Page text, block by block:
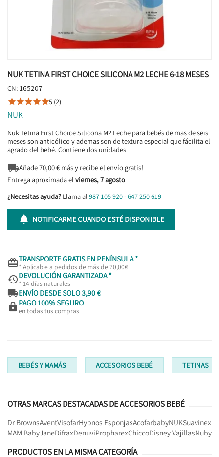
NUK TETINA FIRST CHOICE SILICONA M2 LECHE 6-18 MESES
CN: 165207
5 (2)
NUK
Nuk Tetina First Choice Silicona M2 Leche para bebés de mas de seis
meses son anticólico y ademas son de textura especial que fácilita el
agrado del bebé. Contiene dos unidades
Añade70,00€ más y recibe el envío gratis!
Entrega aproximada el viernes, 7 agosto
¿Necesitas ayuda? Llama al 987 105 920-647 250 619
 NOTIFICARME CUANDO ESTÉ DISPONIBLE
TRANSPORTE GRATIS EN PENÍNSULA *
* Aplicable a pedidos de más de 70,00€
DEVOLUCIÓN GARANTIZADA *
* 14 días naturales
ENVÍO DESDE SOLO 3,90 €
 PAGO 100% SEGURO
en todas tus compras
BEBÉS Y MAMÁS ACCESORIOS BEBÉ TETINAS
OTRAS MARCAS DESTACADAS DE ACCESORIOS BEBÉ
Dr BrownsAventVisofarHypnos EsponjasAcofarbabyNUKSuavinex
MAM BabyJaneDifraxDenuviPropharexChiccoDisney VajillasNuby
PRODUCTOS EN LA MISMA CATEGORÍA